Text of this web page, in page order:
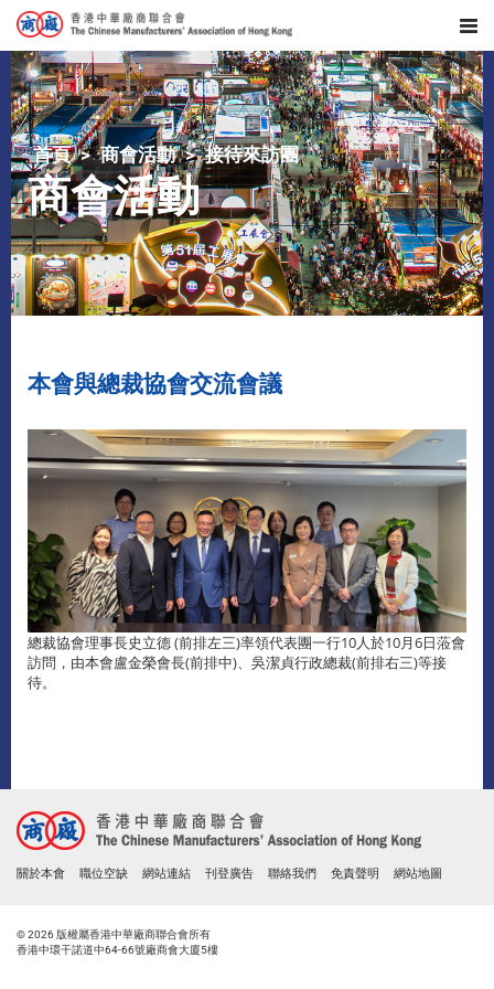
首頁 商會活動 接待來訪團
商會活動
本會與總裁協會交流會議
總裁協會理事長史立德 (前排左三)率領代表團一行10人於10月6日蒞會
訪問，由本會盧金榮會長(前排中)、吳潔貞行政總裁(前排右三)等接
待。
關於本會 職位空缺 網站連結 刊登廣告 聯絡我們 免責聲明 網站地圖
© 2026 版權屬香港中華廠商聯合會所有
香港中環干諾道中64-66號廠商會大廈5樓